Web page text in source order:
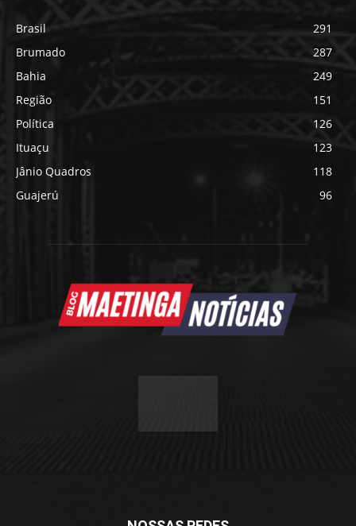
Brasil
291
Brumado
287
Bahia
249
Região
151
Política
126
Ituaçu
123
Jânio Quadros
118
Guajerú
96